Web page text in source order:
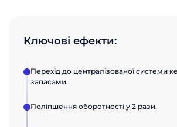
Ключові ефекти:
Перехід до централізованої системи
запасами.
Поліпшення оборотності у 2 рази.